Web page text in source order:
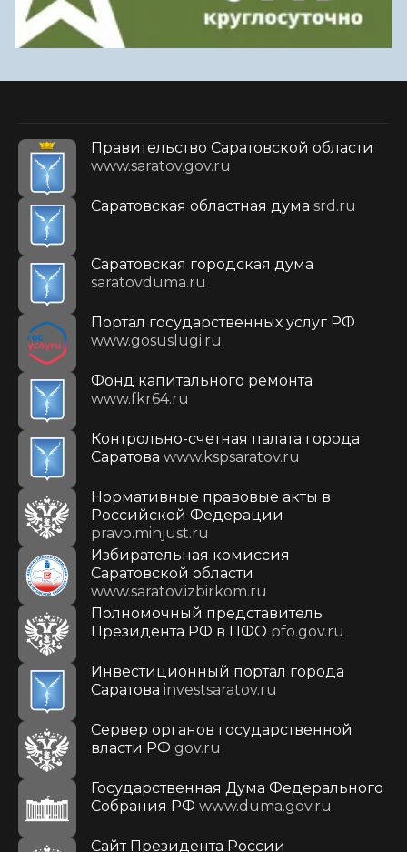
Правительство Саратовской области
www.saratov.gov.ru
Саратовская областная дума srd.ru
Саратовская городская дума
saratovduma.ru
Портал государственных услуг РФ
www.gosuslugi.ru
Фонд капитального ремонта
www.fkr64.ru
Контрольно-счетная палата города
Саратова www.kspsaratov.ru
Нормативные правовые акты в
Российской Федерации
pravo.minjust.ru
Избирательная комиссия
Саратовской области
www.saratov.izbirkom.ru
Полномочный представитель
Президента РФ в ПФО pfo.gov.ru
Инвестиционный портал города
Саратова investsaratov.ru
Сервер органов государственной
власти РФ gov.ru
Государственная Дума Федерального
Собрания РФ www.duma.gov.ru
Cайт Президента России